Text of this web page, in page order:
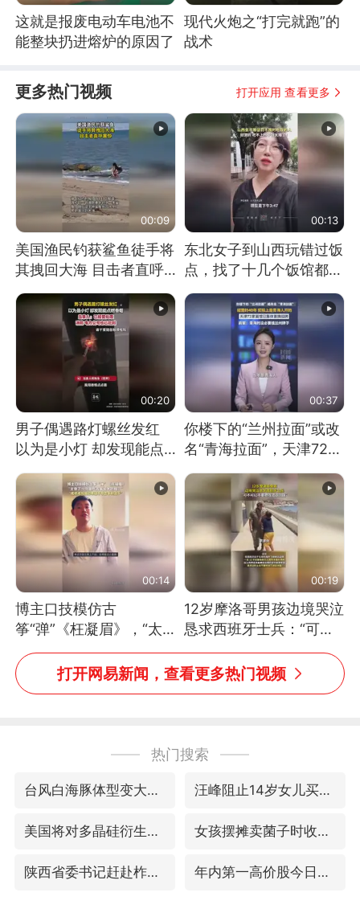
这就是报废电动车电池不
能整块扔进熔炉的原因了
现代火炮之“打完就跑”的
战术
更多热门视频 打开应用 查看更多
00:09
美国渔民钓获鲨鱼徒手将
其拽回大海 目击者直呼
震惊 （视频来源：参考
消息）
00:13
东北女子到山西玩错过饭
点，找了十几个饭馆都没
开门：午休到几点
00:20
男子偶遇路灯螺丝发红
以为是小灯 却发现能点
燃香烟 当事人：已报警
处理
00:37
你楼下的“兰州拉面”或改
名“青海拉面”，天津72家
面馆已集体更换招牌
00:14
博主口技模仿古
筝“弹”《枉凝眉》，“太
像了～你是吃古筝长大的
吗？”“或将成为首位考级
不带古筝的选手。”（来
00:19
12岁摩洛哥男孩边境哭泣
恳求西班牙士兵：“可不
可以不要把我遣返回国”
打开网易新闻，查看更多热门视频
热门搜索
台风白海豚体型变大近似13个浙江面积 汪峰阻止14岁女儿买大牌
美国将对多晶硅衍生品加征15%关税 女孩摆摊卖菌子时收到北大通知书
陕西省委书记赶赴柞水县杏坪镇 年内第一高价股今日打新